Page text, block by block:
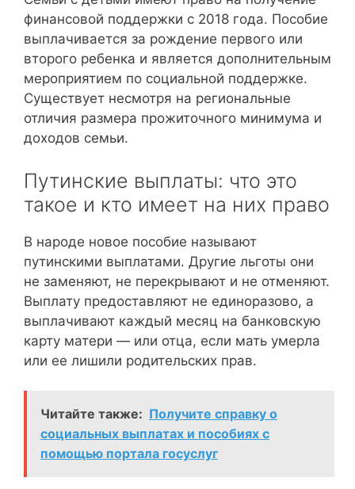
финансовой поддержки с 2018 года. Пособие
выплачивается за рождение первого или
второго ребенка и является дополнительным
мероприятием по социальной поддержке.
Существует несмотря на региональные
отличия размера прожиточного минимума и
доходов семьи.
Путинские выплаты: что это
такое и кто имеет на них право
В народе новое пособие называют
путинскими выплатами. Другие льготы они
не заменяют, не перекрывают и не отменяют.
Выплату предоставляют не единоразово, а
выплачивают каждый месяц на банковскую
карту матери — или отца, если мать умерла
или ее лишили родительских прав.
Читайте также: Получите справку о
социальных выплатах и пособиях с
помощью портала госуслуг